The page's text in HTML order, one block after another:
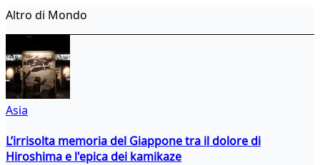
Altro di Mondo
Asia
L’irrisolta memoria del Giappone tra il dolore di
Hiroshima e l'epica dei kamikaze